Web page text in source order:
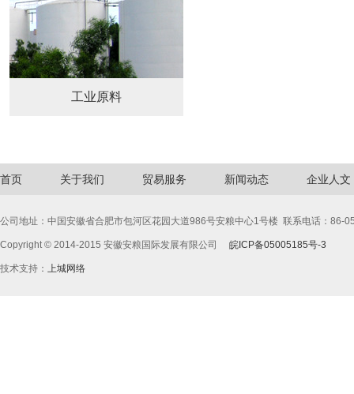
工业原料
首页 关于我们 贸易服务 新闻动态 企业人文
公司地址：中国安徽省合肥市包河区花园大道986号安粮中心1号楼 联系电话：86-
Copyright © 2014-2015 安徽安粮国际发展有限公司 皖ICP备05005185号-3
技术支持： 上城网络